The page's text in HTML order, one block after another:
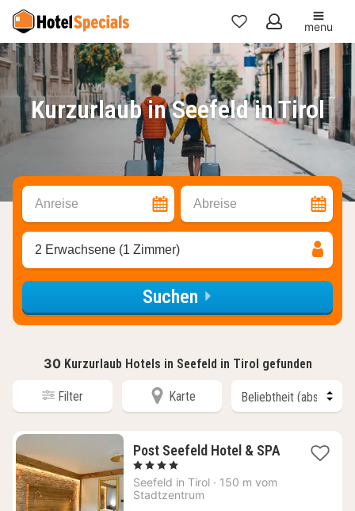
Meine
Favoriten
menu
Kurzurlaub in Seefeld in Tirol
Anreise Abreise
2 Erwachsene (1 Zimmer)
Suchen
30 Kurzurlaub Hotels in Seefeld in Tirol gefunden
Filter Karte
Post Seefeld Hotel & SPA
1
Nacht
ab
, 4 Sterne
Seefeld in Tirol · 150 m vom
Stadtzentrum